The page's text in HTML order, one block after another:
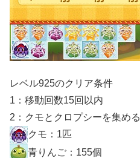
レベル925のクリア条件
1：移動回数15回以内
2：クモとクロプシーを集める
クモ：1匹
青りんご：155個